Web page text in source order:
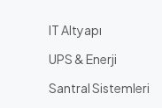
IT Altyapı
UPS & Enerji
Santral Sistemleri